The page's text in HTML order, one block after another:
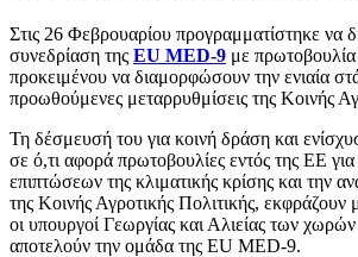
Στις 26 Φεβρουαρίου προγραμματίστηκε να
συνεδρίαση της EU MED-9 με
προκειμένου να διαμορφώσουν την ενιαία
προωθούμενες μεταρρυθμίσεις της Κοινής
Τη δέσμευσή του για κοινή δράση και
σε ό,τι αφορά πρωτοβουλίες εντός της ΕΕ
επιπτώσεων της κλιματικής κρίσης και την
της Κοινής Αγροτικής Πολιτικής,
οι υπουργοί Γεωργίας και Αλιείας των
αποτελούν την ομάδα της EU MED-9.